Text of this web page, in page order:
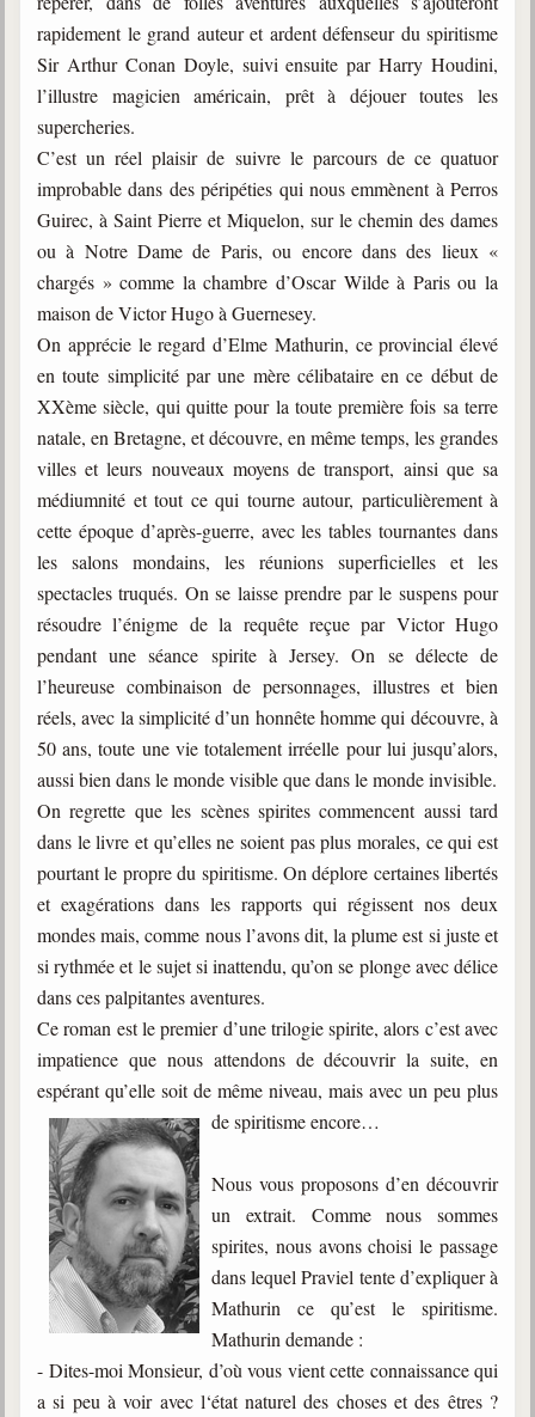
Belgique, Lux. et Canada
Fédérations spirites
Médias spirites
@
rapidement le grand auteur et ardent défenseur du spiritisme
Sir Arthur Conan Doyle, suivi ensuite par Harry Houdini,
l’illustre magicien américain, prêt à déjouer toutes les
supercheries.
C’est un réel plaisir de suivre le parcours de ce quatuor
improbable dans des péripéties qui nous emmènent à Perros
Guirec, à Saint Pierre et Miquelon, sur le chemin des dames
ou à Notre Dame de Paris, ou encore dans des lieux «
chargés » comme la chambre d’Oscar Wilde à Paris ou la
maison de Victor Hugo à Guernesey.
On apprécie le regard d’Elme Mathurin, ce provincial élevé
en toute simplicité par une mère célibataire en ce début de
XXème siècle, qui quitte pour la toute première fois sa terre
natale, en Bretagne, et découvre, en même temps, les grandes
villes et leurs nouveaux moyens de transport, ainsi que sa
médiumnité et tout ce qui tourne autour, particulièrement à
cette époque d’après-guerre, avec les tables tournantes dans
les salons mondains, les réunions superficielles et les
spectacles truqués. On se laisse prendre par le suspens pour
résoudre l’énigme de la requête reçue par Victor Hugo
pendant une séance spirite à Jersey. On se délecte de
l’heureuse combinaison de personnages, illustres et bien
réels, avec la simplicité d’un honnête homme qui découvre, à
50 ans, toute une vie totalement irréelle pour lui jusqu’alors,
aussi bien dans le monde visible que dans le monde invisible.
On regrette que les scènes spirites commencent aussi tard
dans le livre et qu’elles ne soient pas plus morales, ce qui est
pourtant le propre du spiritisme. On déplore certaines libertés
et exagérations dans les rapports qui régissent nos deux
mondes mais, comme nous l’avons dit, la plume est si juste et
si rythmée et le sujet si inattendu, qu’on se plonge avec délice
dans ces palpitantes aventures.
Ce roman est le premier d’une trilogie spirite, alors c’est avec
impatience que nous attendons de découvrir la suite, en
espérant qu’elle soit de même niveau, mais avec un peu plus
de spiritisme encore…
Nous vous proposons d’en découvrir
un extrait. Comme nous sommes
spirites, nous avons choisi le passage
dans lequel Praviel tente d’expliquer à
Mathurin ce qu’est le spiritisme.
Mathurin demande :
- Dites-moi Monsieur, d’où vous vient cette connaissance qui
a si peu à voir avec l‘état naturel des choses et des êtres ?